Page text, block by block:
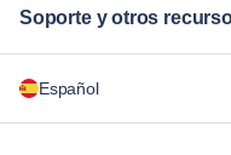
Soporte y otros
Para las empresas
Español